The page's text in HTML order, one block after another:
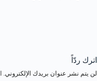
اترك ردّاً
لن يتم نشر عنوان بريدك الإلكتروني.